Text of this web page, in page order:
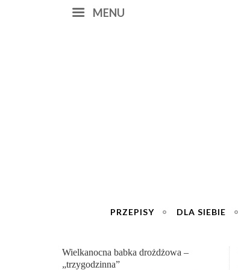
MENU
PRZEPISY DLA SIEBIE
Babka Wielkanocna
„dwunastogodzinna”